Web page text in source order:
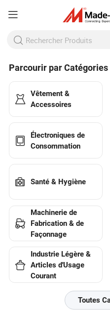
Parcourir par Catégories
Vêtement &
Accessoires
Électroniques de
Consommation
Santé & Hygiène
Machinerie de
Fabrication & de
Façonnage
Industrie Légère &
Articles d'Usage
Courant
Toutes